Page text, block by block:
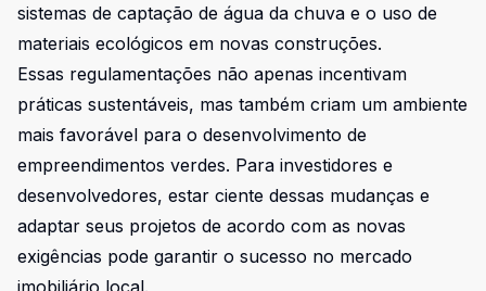
sistemas de captação de água da chuva e o uso de
materiais ecológicos em novas construções.
Essas regulamentações não apenas incentivam
práticas sustentáveis, mas também criam um ambiente
mais favorável para o desenvolvimento de
empreendimentos verdes. Para investidores e
desenvolvedores, estar ciente dessas mudanças e
adaptar seus projetos de acordo com as novas
exigências pode garantir o sucesso no mercado
imobiliário local.